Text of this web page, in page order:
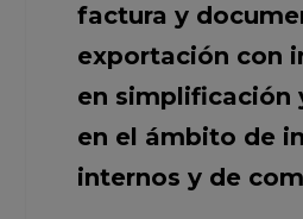
factura y
exportación con
en simplificación
en el ámbito de
internos y de